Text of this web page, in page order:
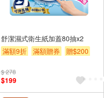
舒潔濕式衛生紙加蓋80抽x2
滿額9折
滿額贈券 贈$200
$ 278
$199